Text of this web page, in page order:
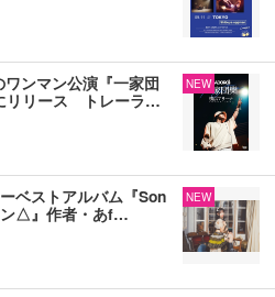
ンマン公演『一家団
リリース トレーラ…
NEW
ベストアルバム『Son
ン△』作者・あf…
NEW